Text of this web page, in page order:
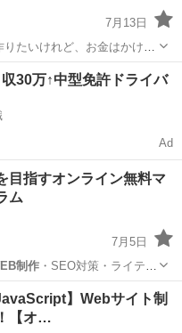
7月13日
を拠点に活動
果を重視したホームページ
フリーランス
収30万↑中型免許ドライバ
Ad
目指すオンライン無料マ
ム
7月5日
制作・SEO対策・ライティ
】Webサイト制
【オ…